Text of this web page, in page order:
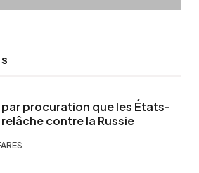
par procuration que les États-
contre la Russie